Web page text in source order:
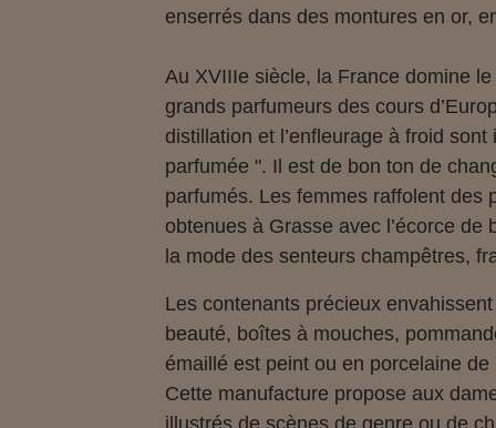
enserrés dans des montures en or,
Au XVIIIe siècle, la France domine
grands parfumeurs des cours
distillation et l’enfleurage à froid
parfumée ". Il est de bon ton de
parfumés. Les femmes raffolent des
obtenues à Grasse avec l’écorce
la mode des senteurs champêtres,
Les contenants précieux
beauté, boîtes à mouches,
émaillé est peint ou en porcelaine
Cette manufacture propose aux